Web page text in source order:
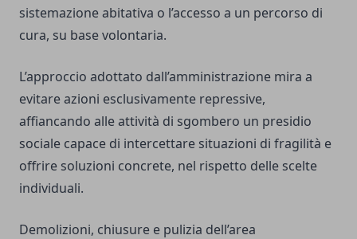
sistemazione abitativa o l’accesso a un percorso di
cura, su base volontaria.
L’approccio adottato dall’amministrazione mira a
evitare azioni esclusivamente repressive,
affiancando alle attività di sgombero un presidio
sociale capace di intercettare situazioni di fragilità e
offrire soluzioni concrete, nel rispetto delle scelte
individuali.
Demolizioni, chiusure e pulizia dell’area